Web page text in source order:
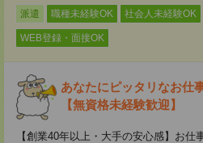
派遣
職種未経験OK 社会人未経験OK
WEB登録・面接OK
あなたにピッタリなお仕
【無資格未経験歓迎】
【創業40年以上・大手の安心感】お仕